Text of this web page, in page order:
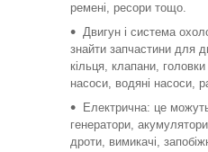
ремені, ресори тощо.
Двигун і система
знайти запчастини для
кільця, клапани, головки
насоси, водяні насоси,
Електрична: це
генератори,
дроти, вимикачі,